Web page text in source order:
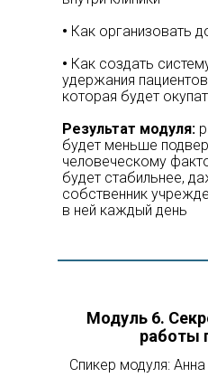
• Как организовать
• Как создать
удержания
которая будет
Результат модуля:
будет меньше
человеческому
будет стабильнее,
собственник
в ней каждый день
Модуль 6.
работы
Спикер модуля: